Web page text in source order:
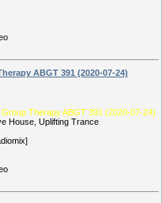
ABGT 391 (2020-07-24)
Therapy ABGT 391 (2020-07-24)
House, Uplifting Trance